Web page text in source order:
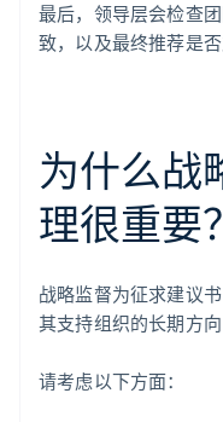
最后，领导层会检查
致，以及最终推荐是
为什么战
理很重要？
战略监督为征求建议
其支持组织的长期方
请考虑以下方面：